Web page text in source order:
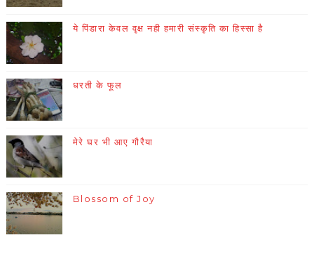
ये पिंडारा केवल वृक्ष नही हमारी संस्कृति का हिस्सा है
धरती के फूल
मेरे घर भी आए गौरैया
Blossom of Joy